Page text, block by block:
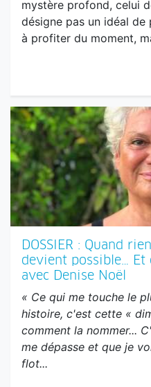
DOSSIER : Quand
devient possible… Et
avec Denise Noël
« Ce qui me touche le
histoire, c'est cette «
comment la nommer...
me dépasse et que je
flot...